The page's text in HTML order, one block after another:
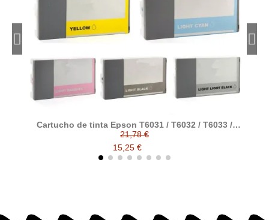
Cartucho de tinta Epson T6031 / T6032 / T6033 /
T6034 / T6035 / T6036 / T6037 / T6039 compatible a
Espon
21,78 €
15,25 €